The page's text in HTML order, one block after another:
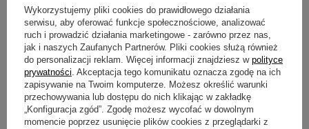
RABAT OD 2 SZT.
Wykorzystujemy pliki cookies do prawidłowego działania
serwisu, aby oferować funkcje społecznościowe, analizować
ruch i prowadzić działania marketingowe - zarówno przez nas,
jak i naszych Zaufanych Partnerów. Pliki cookies służą również
do personalizacji reklam. Więcej informacji znajdziesz w polityce
prywatności . Akceptacja tego komunikatu oznacza zgodę na ich
zapisywanie na Twoim komputerze. Możesz określić warunki
przechowywania lub dostępu do nich klikając w zakładkę
„Konfiguracja zgód”. Zgodę możesz wycofać w dowolnym
momencie poprzez usunięcie plików cookies z przeglądarki z